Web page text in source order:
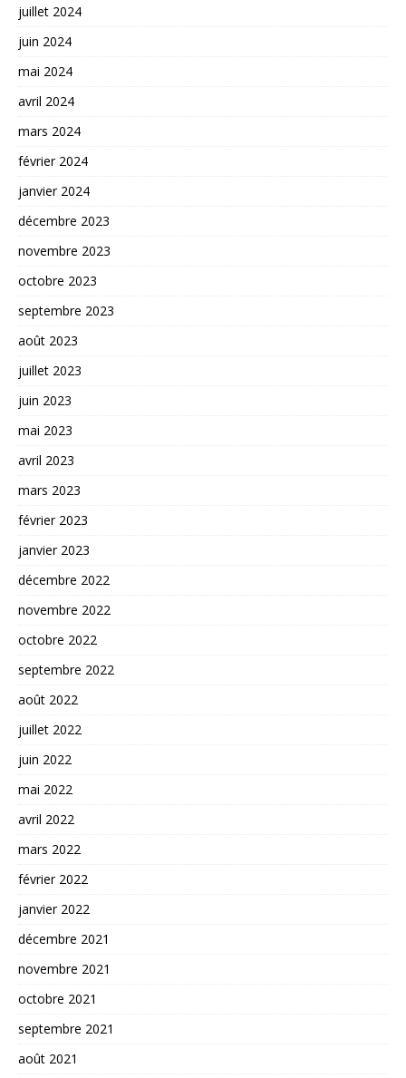
juillet 2024
juin 2024
mai 2024
avril 2024
mars 2024
février 2024
janvier 2024
décembre 2023
novembre 2023
octobre 2023
septembre 2023
août 2023
juillet 2023
juin 2023
mai 2023
avril 2023
mars 2023
février 2023
janvier 2023
décembre 2022
novembre 2022
octobre 2022
septembre 2022
août 2022
juillet 2022
juin 2022
mai 2022
avril 2022
mars 2022
février 2022
janvier 2022
décembre 2021
novembre 2021
octobre 2021
septembre 2021
août 2021